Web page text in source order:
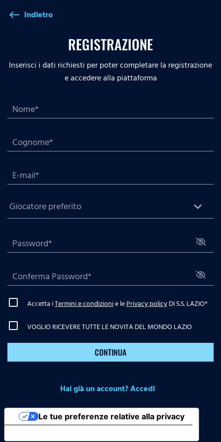
west Indietro
REGISTRAZIONE
Inserisci i dati richiesti per poter completare la registrazione
e accedere alla piattaforma
Accetta iTermini e condizionie lePrivacy policyDI S.S. LAZIO*
VOGLIO RICEVERE TUTTE LE NOVITA DEL MONDO LAZIO
CONTINUA
Hai già un account? Accedi
Le tue preferenze relative alla privacy